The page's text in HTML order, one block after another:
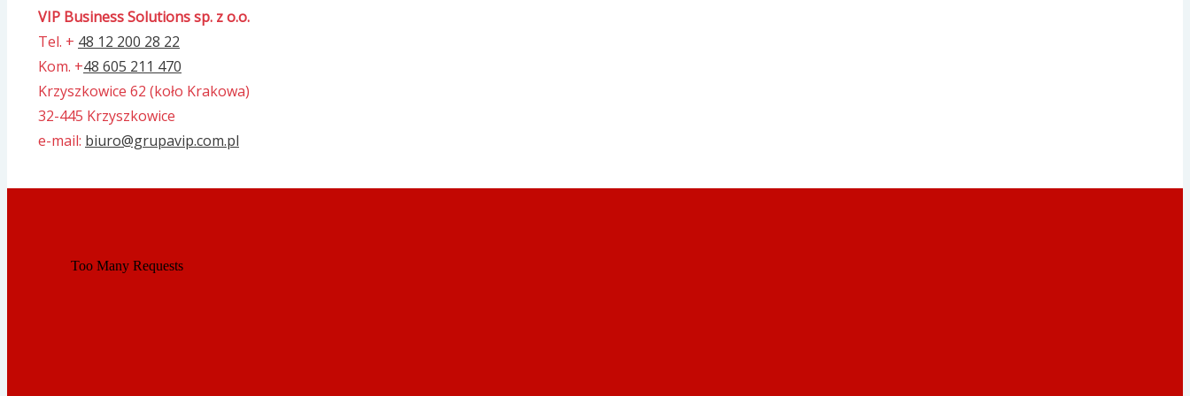
VIP Business Solutions sp. z o.o.
Tel. + 48 12 200 28 22
Kom. +48 605 211 470
Krzyszkowice 62 (koło Krakowa)
32-445 Krzyszkowice
e-mail: biuro@grupavip.com.pl